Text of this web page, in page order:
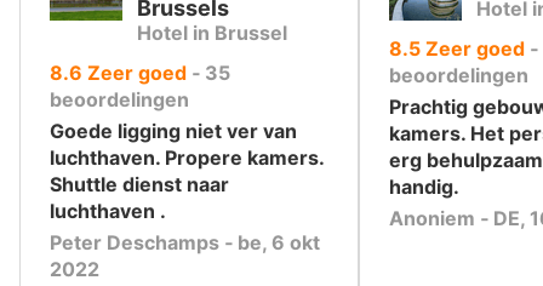
Brussels
Hotel in Brussel
8.6 uit
10
,
Zeer goed ‐ 35
beoordelingen
Goede ligging niet ver van
luchthaven. Propere kamers.
Shuttle dienst naar
luchthaven .
Peter Deschamps ‐ be, 6 okt
2022
Hotel
8.5uit
10
,
Zeer goed ‐
beoordelingen
Prachtig
kamers. Het
erg
handig.
Anoniem ‐ DE,